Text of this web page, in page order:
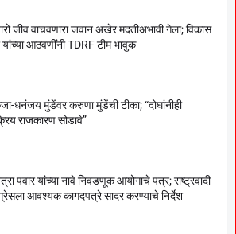
जीव वाचवणारा जवान अखेर मदतीअभावी गेला; विकास
यांच्या आठवणींनी TDRF टीम भावुक
धनंजय मुंडेंवर करुणा मुंडेंची टीका; “दोघांनीही
राजकारण सोडावे”
पवार यांच्या नावे निवडणूक आयोगाचे पत्र; राष्ट्रवादी
आवश्यक कागदपत्रे सादर करण्याचे निर्देश